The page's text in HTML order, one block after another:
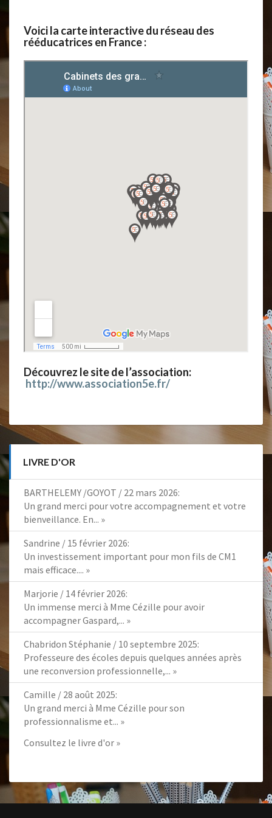
5
E
Voici la carte interactive du réseau des
rééducatrices en France :
Découvrez le site de l’association:
http://www.association5e.fr/
LIVRE D'OR
BARTHELEMY /GOYOT / 22 mars 2026:
Un grand merci pour votre accompagnement et votre
bienveillance. En... »
Sandrine / 15 février 2026:
Un investissement important pour mon fils de CM1
mais efficace.... »
Marjorie / 14 février 2026:
Un immense merci à Mme Cézille pour avoir
accompagner Gaspard,... »
Chabridon Stéphanie / 10 septembre 2025:
Professeure des écoles depuis quelques années après
une reconversion professionnelle,... »
Camille / 28 août 2025:
Un grand merci à Mme Cézille pour son
professionnalisme et... »
Consultez le livre d'or »